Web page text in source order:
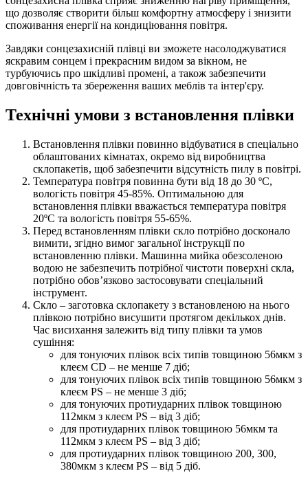
що дозволяє створити більш комфортну атмосферу і знизити
споживання енергії на кондиціювання повітря.
Завдяки сонцезахисній плівці ви зможете насолоджуватися
яскравим сонцем і прекрасним видом за вікном, не
турбуючись про шкідливі промені, а також забезпечити
довговічність та збереження ваших меблів та інтер'єру.
Технічні умови з встановлення плівки
Встановлення плівки повинно відбуватися в спеціально
облаштованих кімнатах, окремо від виробництва
склопакетів, щоб забезпечити відсутність пилу в повітрі.
Температура повітря повинна бути від 18 до 30 ºС,
вологість повітря 45-85%. Оптимальною для
встановлення плівки вважається температура повітря
20ºС та вологість повітря 55-65%.
Перед встановленням плівки скло потрібно досконало
вимити, згідно вимог загальної інструкції по
встановленню плівки. Машинна мийка обезсоленою
водою не забезпечить потрібної чистоти поверхні скла,
потрібно обов’язково застосовувати спеціальний
інструмент.
Скло – заготовка склопакету з встановленою на нього
плівкою потрібно висушити протягом декількох днів.
Час висихання залежить від типу плівки та умов
сушіння:
для тонуючих плівок всіх типів товщиною 56мкм з
клеєм CD – не менше 7 діб;
для тонуючих плівок всіх типів товщиною 56мкм з
клеєм PS – не менше 3 діб;
для тонуючих протиударних плівок товщиною
112мкм з клеєм PS – від 3 діб;
для протиударних плівок товщиною 56мкм та
112мкм з клеєм PS – від 3 діб;
для протиударних плівок товщиною 200, 300,
380мкм з клеєм PS – від 5 діб.